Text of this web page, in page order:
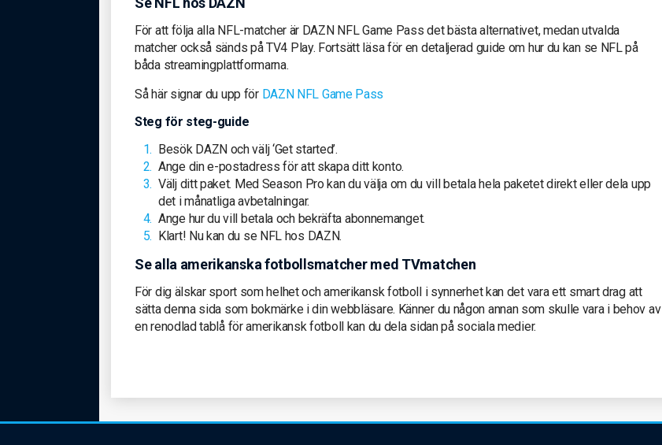
För att följa alla NFL-matcher är DAZN NFL Game Pass det bästa alternativet, medan utvalda
matcher också sänds på TV4 Play. Fortsätt läsa för en detaljerad guide om hur du kan se NFL på
båda streamingplattformarna.
Så här signar du upp för DAZN NFL Game Pass
Steg för steg-guide
Besök DAZN och välj ‘Get started’.
Ange din e-postadress för att skapa ditt konto.
Välj ditt paket. Med Season Pro kan du välja om du vill betala hela paketet direkt eller dela upp
det i månatliga avbetalningar.
Ange hur du vill betala och bekräfta abonnemanget.
Klart! Nu kan du se NFL hos DAZN.
Se alla amerikanska fotbollsmatcher med TVmatchen
För dig älskar sport som helhet och amerikansk fotboll i synnerhet kan det vara ett smart drag att
sätta denna sida som bokmärke i din webbläsare. Känner du någon annan som skulle vara i behov av
en renodlad tablå för amerikansk fotboll kan du dela sidan på sociala medier.